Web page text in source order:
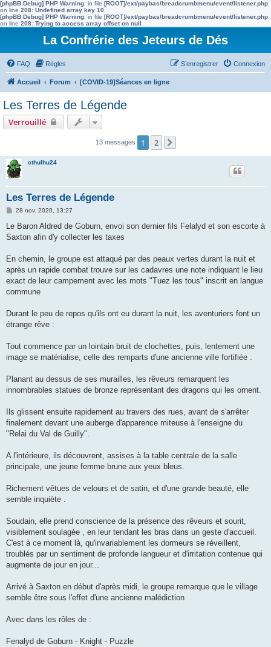
[phpBB Debug] PHP Warning: in file [ROOT]/ext/paybas/breadcrumbmenu/event/listener.php
on line 208: Undefined array key 10
[phpBB Debug] PHP Warning: in file [ROOT]/ext/paybas/breadcrumbmenu/event/listener.php
on line 208: Trying to access array offset on null
La Confrérie des Jeteurs de Dés
FAQ Règles Connexion
S’enregistrer
Accueil Forum [COVID-19]Séances en ligne
Les Terres de Légende
Verrouillé
13 messages 1 2
cthulhu24
Les Terres de Légende
M
s
a
28 nov. 2020, 13:27
Le Baron Aldred de Goburn, envoi son dernier fils Felalyd et son escorte à
Saxton afin d'y collecter les taxes
En chemin, le groupe est attaqué par des peaux vertes durant la nuit et
après un rapide combat trouve sur les cadavres une note indiquant le lieu
exact de leur campement avec les mots "Tuez les tous" inscrit en langue
commune
Durant le peu de repos qu'ils ont eu durant la nuit, les aventuriers font un
étrange rêve :
Tout commence par un lointain bruit de clochettes, puis, lentement une
image se matérialise, celle des remparts d'une ancienne ville fortifiée .
Planant au dessus de ses murailles, les rêveurs remarquent les
innombrables statues de bronze représentant des dragons qui les ornent.
Ils glissent ensuite rapidement au travers des rues, avant de s'arrêter
finalement devant une auberge d'apparence miteuse à l'enseigne du
"Relai du Val de Guilly".
A l'intérieure, ils découvrent, assises à la table centrale de la salle
principale, une jeune femme brune aux yeux bleus.
Richement vêtues de velours et de satin, et d'une grande beauté, elle
semble inquiète .
Soudain, elle prend conscience de la présence des rêveurs et sourit,
visiblement soulagée , en leur tendant les bras dans un geste d'accueil.
C'est à ce moment là, qu'invariablement les dormeurs se réveillent,
troublés par un sentiment de profonde langueur et d'irritation contenue qui
augmente de jour en jour...
Arrivé à Saxton en début d'après midi, le groupe remarque que le village
semble être sous l'effet d'une ancienne malédiction
Avec dans les rôles de :
Fenalyd de Goburn - Knight - Puzzle